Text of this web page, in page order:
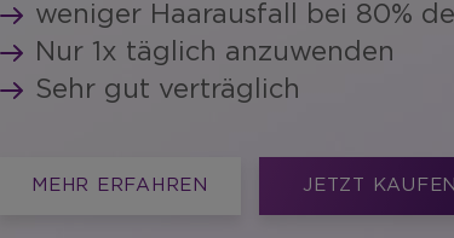
weniger Haarausfall bei 80%
Nur 1x täglich anzuwenden
Sehr gut verträglich
MEHR ERFAHREN JETZT KAUFEN